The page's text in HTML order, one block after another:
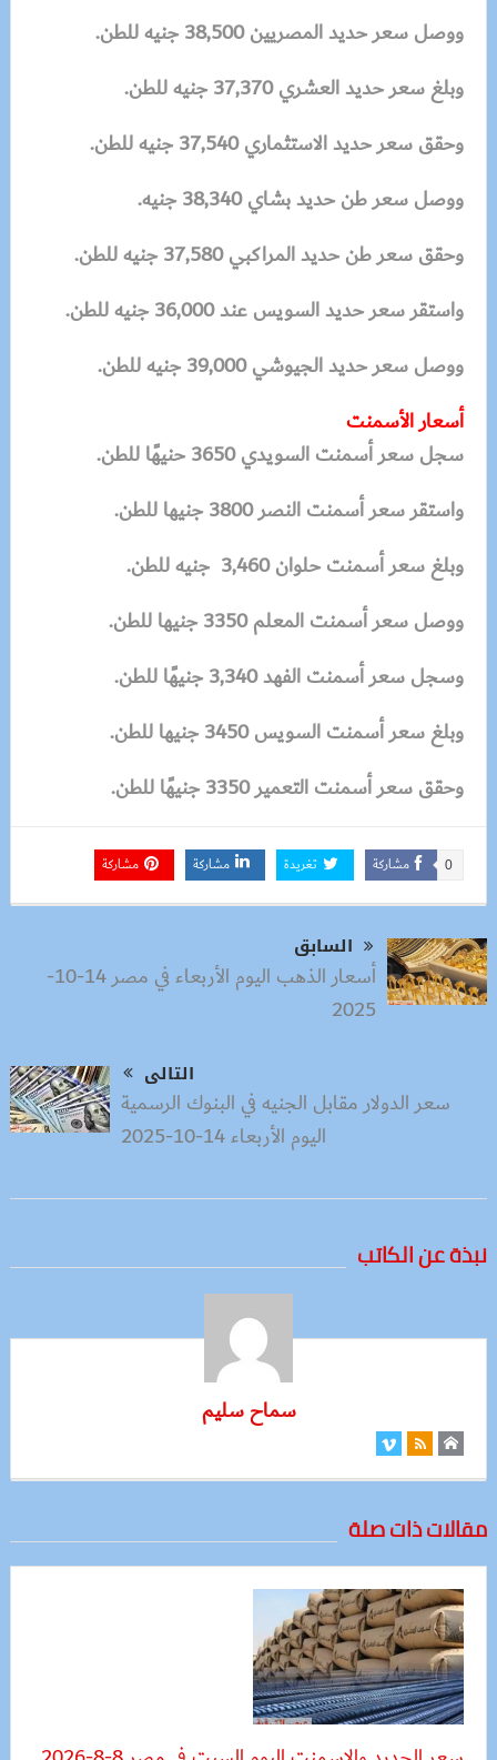
ووصل سعر حديد المصريين 38,500 جنيه للطن.
وبلغ سعر حديد العشري 37,370 جنيه للطن.
وحقق سعر حديد الاستثماري 37,540 جنيه للطن.
ووصل سعر طن حديد بشاي 38,340 جنيه.
وحقق سعر طن حديد المراكبي 37,580 جنيه للطن.
واستقر سعر حديد السويس عند 36,000 جنيه للطن.
ووصل سعر حديد الجيوشي 39,000 جنيه للطن.
أسعار الأسمنت
سجل سعر أسمنت السويدي 3650 حنيهًا للطن.
واستقر سعر أسمنت النصر 3800 جنيها للطن.
وبلغ سعر أسمنت حلوان 3,460 جنيه للطن.
ووصل سعر أسمنت المعلم 3350 جنيها للطن.
وسجل سعر أسمنت الفهد 3,340 جنيهًا للطن.
وبلغ سعر أسمنت السويس 3450 جنيها للطن.
وحقق سعر أسمنت التعمير 3350 جنيهًا للطن.
مشاركة 0 تغريدة مشاركة مشاركة
السابق
أسعار الذهب اليوم الأربعاء في مصر 14-10-
2025
التالى
سعر الدولار مقابل الجنيه في البنوك الرسمية
اليوم الأربعاء 14-10-2025
نبذة عن الكاتب
سماح سليم
مقالات ذات صلة